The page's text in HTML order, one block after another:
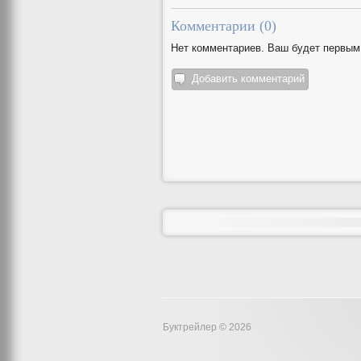
Комментарии (0)
Нет комментариев. Ваш будет
Добавить комментарий
Буктрейлер © 2026